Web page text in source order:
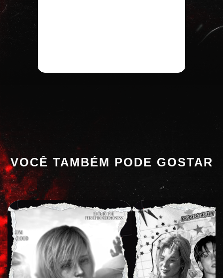
VOCÊ TAMBÉM PODE GOSTAR